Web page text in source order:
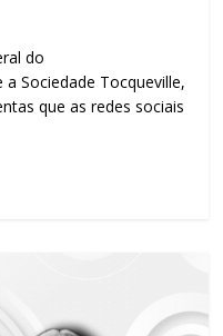
do
Sociedade Tocqueville,
que as redes sociais